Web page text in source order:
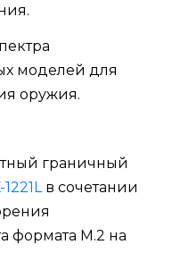
моделей для
оружия.
граничный
в сочетании
формата M.2 на